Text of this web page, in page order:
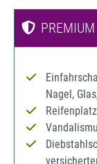
PREMIUM
Nagel,